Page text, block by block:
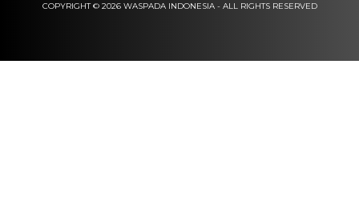
COPYRIGHT © 2026 WASPADA INDONESIA - ALL RIGHTS RESERVED